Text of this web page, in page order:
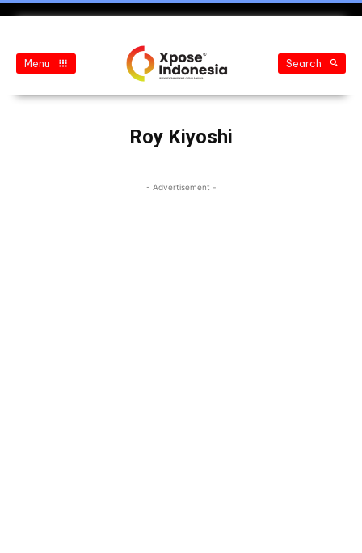
Menu Search
Roy Kiyoshi
- Advertisement -